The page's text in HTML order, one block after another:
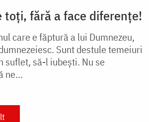
toți, fără a face diferențe!
care e făptură a lui Dumnezeu,
Sunt destule temeiuri
suflet, să-l iubești. Nu se
ne...